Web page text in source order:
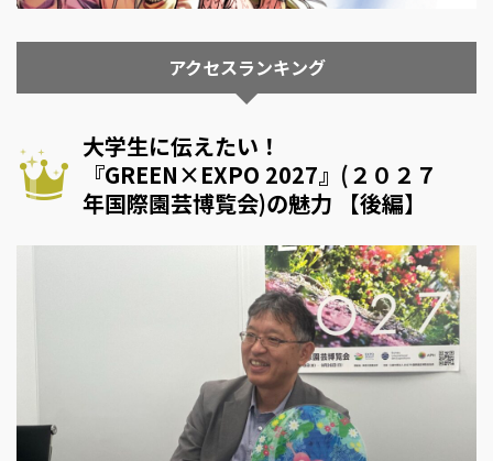
アクセスランキング
大学生に伝えたい！
『GREEN×EXPO 2027』(２０２７
年国際園芸博覧会)の魅力 【後編】